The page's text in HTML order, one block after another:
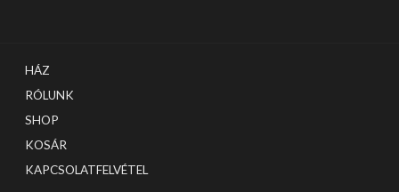
HÁZ
RÓLUNK
SHOP
KOSÁR
KAPCSOLATFELVÉTEL